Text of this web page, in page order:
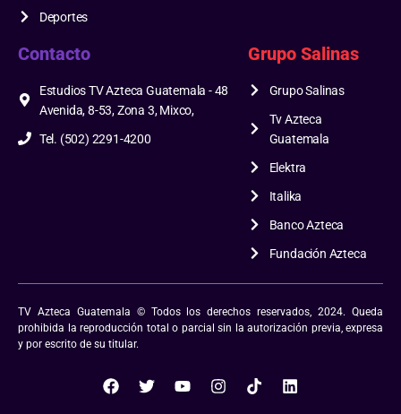
Deportes
Contacto
Estudios TV Azteca Guatemala - 48
Avenida, 8-53, Zona 3, Mixco,
Tel. (502) 2291-4200
Grupo Salinas
Grupo Salinas
Tv Azteca
Guatemala
Elektra
Italika
Banco Azteca
Fundación Azteca
TV Azteca Guatemala © Todos los derechos reservados, 2024. Queda
prohibida la reproducción total o parcial sin la autorización previa, expresa
y por escrito de su titular.